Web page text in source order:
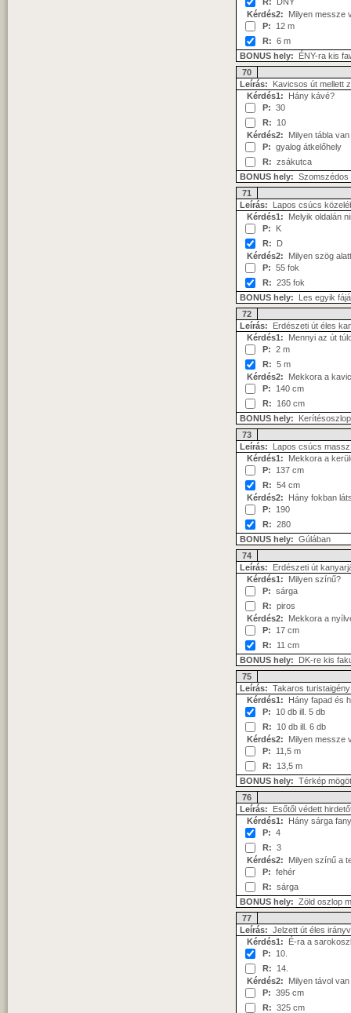
Kérdés2: Milyen messze
P: 12 m
R: 6 m
BONUS hely: ÉNY-ra kis
70
Leírás: Kavicsos út mellett
Kérdés1: Hány kávé?
P: 30
R: 10
Kérdés2: Milyen tábla
P: gyalog átkelőhely
R: zsákutca
BONUS hely: Szomszédos
71
Leírás: Lapos csúcs
Kérdés1: Melyik oldalán
P: K
R: D
Kérdés2: Milyen szög
P: 55 fok
R: 235 fok
BONUS hely: Les egyik
72
Leírás: Erdészeti út éles
Kérdés1: Mennyi az út
P: 2 m
R: 5 m
Kérdés2: Mekkora a
P: 140 cm
R: 160 cm
BONUS hely:
73
Leírás: Lapos csúcs
Kérdés1: Mekkora a
P: 137 cm
R: 54 cm
Kérdés2: Hány fokban
P: 190
R: 280
BONUS hely: Gúlában
74
Leírás: Erdészeti út
Kérdés1: Milyen színű?
P: sárga
R: piros
Kérdés2: Mekkora a
P: 17 cm
R: 11 cm
BONUS hely: DK-re kis
75
Leírás: Takaros
Kérdés1: Hány fapad és
P: 10 db ill. 5 db
R: 10 db ill. 6 db
Kérdés2: Milyen messze
P: 11,5 m
R: 13,5 m
BONUS hely: Térkép
76
Leírás: Esőtől védett
Kérdés1: Hány sárga
P: 4
R: 3
Kérdés2: Milyen színű a
P: fehér
R: sárga
BONUS hely: Zöld oszlop
77
Leírás: Jelzett út éles
Kérdés1: É-ra a
P: 10.
R: 14.
Kérdés2: Milyen távol
P: 395 cm
R: 325 cm